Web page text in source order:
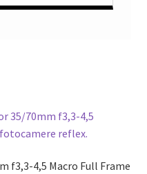
f3,3-4,5 Macro Full Frame